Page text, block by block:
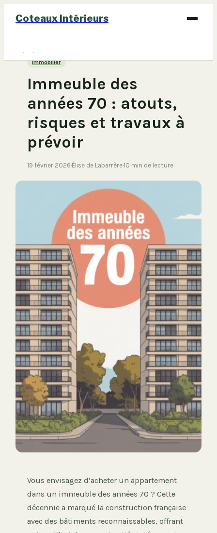
Coteaux Intérieurs
Bricolage
Immobilier
Immeuble des
années 70 : atouts,
risques et travaux à
prévoir
19 février 2026·Élise de Labarrère·10 min de lecture
Vous envisagez d’acheter un appartement
dans un immeuble des années 70 ? Cette
décennie a marqué la construction française
avec des bâtiments reconnaissables, offrant